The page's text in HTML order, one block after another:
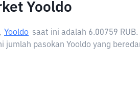
Yooldo
Yooldo saat ini adalah 6.00759 RUB.
jumlah pasokan Yooldo yang